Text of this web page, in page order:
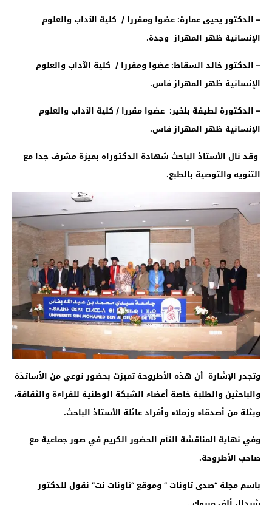
– الدكتور يحيى عمارة: عضوا ومقررا / كلية الآداب والعلوم
الإنسانية ظهر المهراز وجدة.
– الدكتور خالد السقاط: عضوا ومقررا / كلية الآداب والعلوم
الإنسانية ظهر المهراز فاس.
– الدكتورة لطيفة بلخير: عضوا مقررا / كلية الآداب والعلوم
الإنسانية ظهر المهراز فاس.
وقد نال الأستاذ الباحث شهادة الدكتوراه بميزة مشرف جدا مع
التنويه والتوصية بالطبع.
وتجدر الإشارة أن هذه الأطروحة تميزت بحضور نوعي من الأساتذة
والباحثين والطلبة خاصة أعضاء الشبكة الوطنية للقراءة والثقافة،
وبثلة من أصدقاء وزملاء وأفراد عائلة الأستاذ الباحث.
وفي نهاية المناقشة التأم الحضور الكريم في صور جماعية مع
صاحب الأطروحة.
باسم مجلة “صدى تاونات ” وموقع “تاونات نت” نقول للدكتور